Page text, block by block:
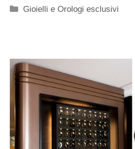
Categorie
Gioielli e Orologi esclusivi